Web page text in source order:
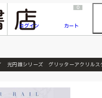
『ONE PIECE magazine 021 ONE PIECEカード付き同梱版』発売延期のご案内
ログイン
0
カート
光円錐シリーズ グリッターアクリル